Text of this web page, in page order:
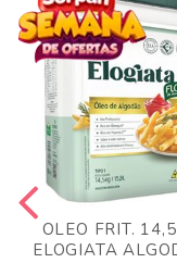
OLEO FRIT.
ELOGIATA